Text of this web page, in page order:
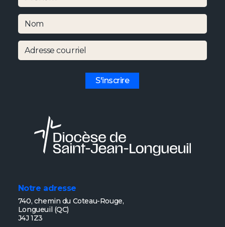
Notre adresse
740, chemin du Coteau-Rouge,
Longueuil (QC)
J4J 1Z3
Nom
Adresse courriel
S'inscrire